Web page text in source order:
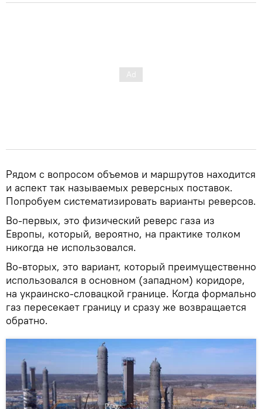
Рядом с вопросом объемов и маршрутов находится
и аспект так называемых реверсных поставок.
Попробуем систематизировать варианты реверсов.
Во-первых, это физический реверс газа из
Европы, который, вероятно, на практике толком
никогда не использовался.
Во-вторых, это вариант, который преимущественно
использовался в основном (западном) коридоре,
на украинско-словацкой границе. Когда формально
газ пересекает границу и сразу же возвращается
обратно.